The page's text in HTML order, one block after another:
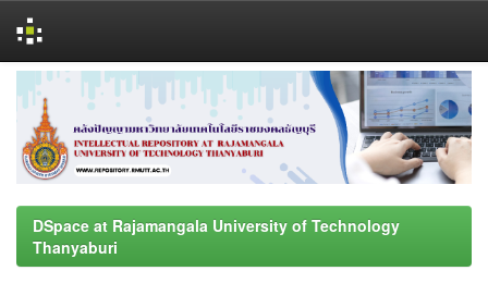
navigation
DSpace at Rajamangala University of Technology
Thanyaburi